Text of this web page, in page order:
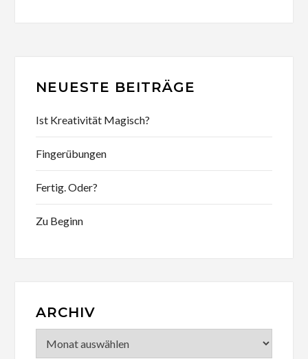
NEUESTE BEITRÄGE
Ist Kreativität Magisch?
Fingerübungen
Fertig. Oder?
Zu Beginn
ARCHIV
Archiv